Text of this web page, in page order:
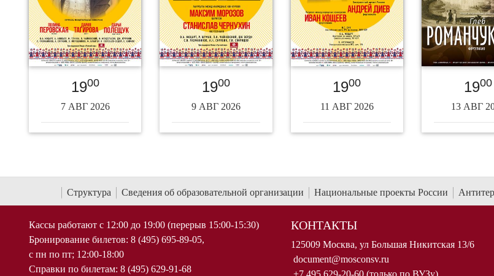
1900
7 АВГ 2026
1900
9 АВГ 2026
1900
11 АВГ 2026
1900
13 АВГ
Структура Сведения об образовательной организации Национальные проекты России
Кассы работают с 12:00 до 19:00 (перерыв 15:00-15:30)
Бронирование билетов: 8 (495) 695-89-05,
с пн по пт; 12:00-18:00
Справки по билетам: 8 (495) 629-91-68
КОНТАКТЫ
125009 Москва, ул Большая Никитская 13/6
document@mosconsv.ru
+7 495 629-20-60 (только по ВУЗу)